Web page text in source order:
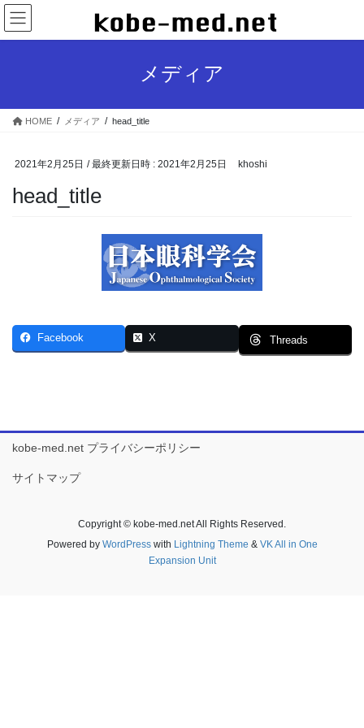
コ
ン
テ
ス
ナ
ビ
ゲ
ン
メディア
HOME メディア head_title
2021年2月25日 / 最終更新日時 : 2021年2月25日 khoshi
head_title
Facebook X Threads
kobe-med.net プライバシーポリシー
サイトマップ
Copyright © kobe-med.net All Rights Reserved.
Powered by WordPresswith Lightning Theme & VK All in One
Expansion Unit